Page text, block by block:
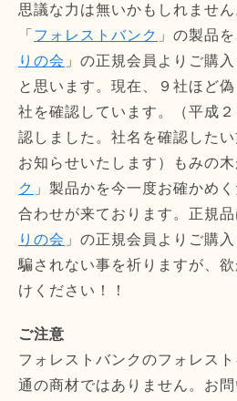
思議な力は無いかもしれませ
「 フォレストバンク 」の製品を
りの会 」の正規会員よりご購
と思います。現在、９社ほど
社を確認しています。（平成
認しました。社名を確認した
お知らせいたします）もみの木
ク 」製品かを今一度お確かめ
合わせが来ております。正規品
りの会 」の正規会員よりご購
騙されない事を祈りますが、
けください！！
ご注意
フォレストバンクのフォレス
通の商材ではありません。お